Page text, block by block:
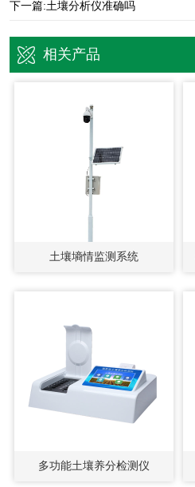
下一篇:土壤分析仪准确吗
相关产品
土壤墒情监测系统
多功能土壤养分检测仪